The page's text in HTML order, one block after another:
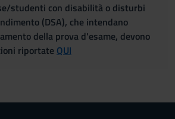
studenti con disabilità o disturbi
(DSA), che intendano
della prova d'esame, devono
riportate QUI